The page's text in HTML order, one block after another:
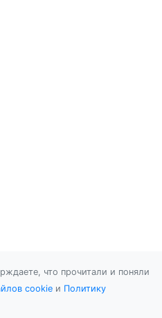
что прочитали и поняли
cookie и Политику